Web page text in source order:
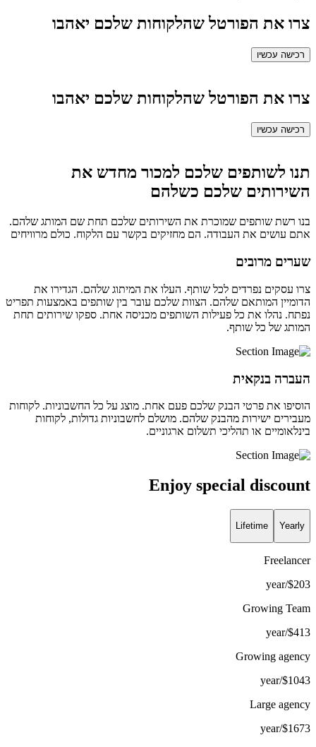
צרו את הפורטל שהלקוחות שלכם יאהבו
רכישה עכשיו
צרו את הפורטל שהלקוחות שלכם יאהבו
רכישה עכשיו
תנו לשותפים שלכם למכור מחדש את
השירותים שלכם כשלהם
בנו רשת שותפים שמוכרת את השירותים שלכם תחת שם המותג שלהם.
אתם עושים את העבודה. הם מחזיקים בקשר עם הלקוח. כולם מרוויחים
שערים מרובים
צרו עסקים נפרדים לכל שותף. העלו את המיתוג שלהם. הגדירו את
הדומיין המותאם שלהם. הצוות שלכם עובר בין שותפים באמצעות תפריט
נפתח. נהלו את כל פעילות השותפים מכניסה אחת. ספקו שירותים תחת
המותג של כל שותף.
העברה בנקאית
הוסיפו את פרטי הבנק שלכם פעם אחת. מוצג על כל החשבוניות. לקוחות
מעבירים ישירות מהבנק שלהם. מושלם לחשבוניות גדולות, לקוחות
בינלאומיים או תהליכי תשלום ארגוניים.
Enjoy special discount
Yearly
Lifetime
Freelancer
$203
/year
Growing Team
$413
/year
Growing agency
$1043
/year
Large agency
$1673
/year